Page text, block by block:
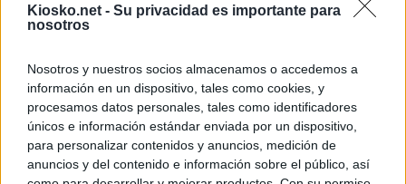
Kiosko.net - Su privacidad es importante para
nosotros
Nosotros y nuestros socios almacenamos o accedemos a
información en un dispositivo, tales como cookies, y
procesamos datos personales, tales como identificadores
únicos e información estándar enviada por un dispositivo,
para personalizar contenidos y anuncios, medición de
anuncios y del contenido e información sobre el público, así